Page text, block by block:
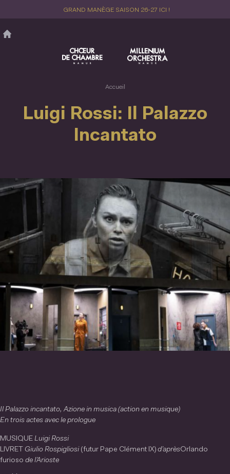
principal
GRAND MANÈGE SAISON 26-27 ICI !
Accueil
Luigi Rossi: Il Palazzo
Incantato
Il Palazzo incantato, Azione in musica (action en musique)
En trois actes avec le prologue
MUSIQUE Luigi Rossi
LIVRET Giulio Rospigliosi (futur Pape Clément IX) d’aprèsOrlando
furioso de l’Arioste